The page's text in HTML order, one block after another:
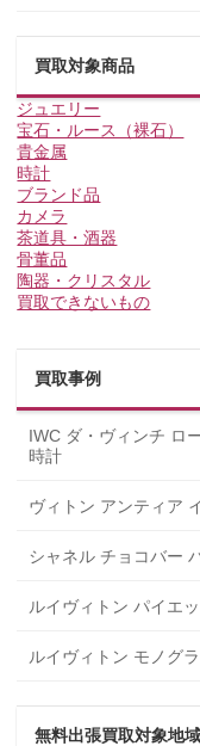
買取対象商品
ジュエリー
宝石・ルース（裸石）
貴金属
時計
ブランド品
カメラ
茶道具・酒器
骨董品
陶器・クリスタル
買取できないもの
買取事例
IWC ダ・ヴィンチ ロ
時計
ヴィトン アンティア
シャネル チョコバー
ルイヴィトン パイエ
ルイヴィトン モノグ
無料出張買取対象地域